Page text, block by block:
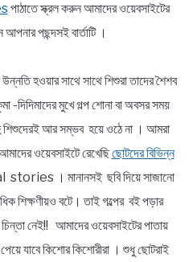
পাঠাতে স্ক্রল করুন আমাদের ওয়েবসাইটের
পছন্দসই বার্তাটি ।
হওয়ার সাথে সাথে শিশুরা তাদের শৈশব
-দিদিমাদের মুখে গল্প শোনা বা অবসর সময়
শিশুদেরই আর সম্ভব হয়ে ওঠে না । আমরা
ওয়েবসাইটে রেখেছিছোটদের বিভিন্ন
। মানানসই ছবি দিয়ে সাজানো
শিক্ষণীয়ও বটে। তাই গল্পের বই পড়ার
নেই!! আমাদের ওয়েবসাইটের পাতায়
যাবে কিশোর কিশোরীরা । শুধু ছোটরাই